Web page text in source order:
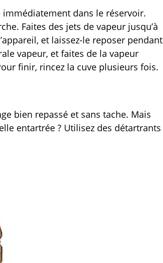
immédiatement dans le réservoir.
Faites des jets de vapeur jusqu’à
et laissez-le reposer pendant
vapeur, et faites de la vapeur
finir, rincez la cuve plusieurs fois.
bien repassé et sans tache. Mais
entartrée ? Utilisez des détartrants